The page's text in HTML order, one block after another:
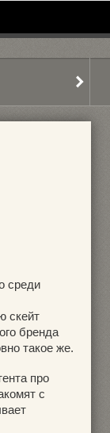
среди
скейт
бренда
такое же.
про
с